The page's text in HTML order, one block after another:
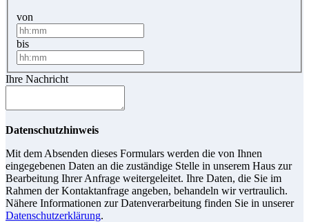
von
bis
Ihre Nachricht
Datenschutzhinweis
Mit dem Absenden dieses Formulars werden die von Ihnen
eingegebenen Daten an die zuständige Stelle in unserem Haus zur
Bearbeitung Ihrer Anfrage weitergeleitet. Ihre Daten, die Sie im
Rahmen der Kontaktanfrage angeben, behandeln wir vertraulich.
Nähere Informationen zur Datenverarbeitung finden Sie in unserer
Datenschutzerklärung.